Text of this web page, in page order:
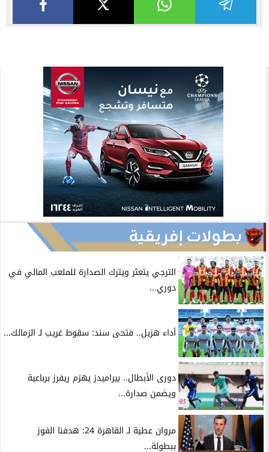
بطولات إفريقية
الترجي يتعثر ويترك الصدارة للملعب المالي في
دوري...
أداء هزيل.. فتحى سند: سقوط غريب لـ الزمالك...
دورى الأبطال.. بيراميدز يهزم ريفرز برباعية
ويضمن صدارة...
مروان عطية لـ القاهرة 24: هدفنا الفوز
ببطولة...